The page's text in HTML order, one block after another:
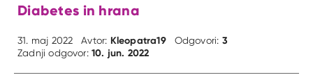
Diabetes in hrana
31. maj 2022 Avtor: Kleopatra19 Odgovori: 3
Zadnji odgovor:10. jun. 2022